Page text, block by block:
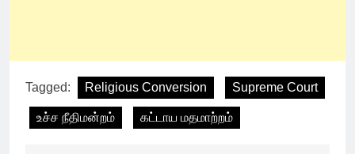
Tagged: Religious Conversion Supreme Court
உச்ச நீதிமன்றம் கட்டாய மதமாற்றம்